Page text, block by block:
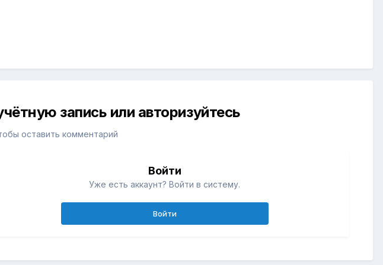
запись или авторизуйтесь
оставить комментарий
Войти
Уже есть аккаунт? Войти в систему.
Войти